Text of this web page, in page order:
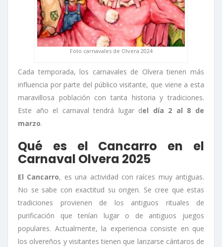
Foto carnavales de Olvera 2024
Cada temporada, los carnavales de Olvera tienen más
influencia por parte del público visitante, que viene a esta
maravillosa población con tanta historia y tradiciones.
Este año el carnaval tendrá lugar del día 2 al 8 de
marzo.
Qué es el Cancarro en el
Carnaval Olvera 2025
El Cancarro, es una actividad con raíces muy antiguas.
No se sabe con exactitud su origen. Se cree que estas
tradiciones provienen de los antiguos rituales de
purificación que tenían lugar o de antiguos juegos
populares. Actualmente, la experiencia consiste en que
los olvereños y visitantes tienen que lanzarse cántaros de